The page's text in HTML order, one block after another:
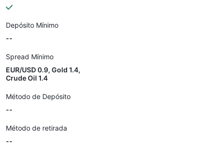
Depósito Mínimo
--
Spread Mínimo
EUR/USD 0.9, Gold 1.4,
Crude Oil 1.4
Método de Depósito
--
Método de retirada
--